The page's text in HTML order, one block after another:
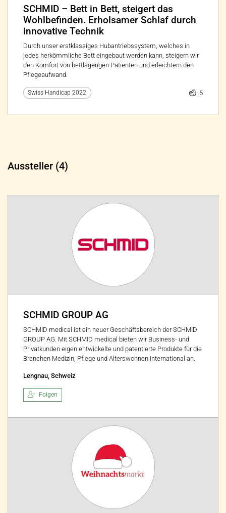
SCHMID – Bett in Bett, steigert das
Wohlbefinden. Erholsamer Schlaf durch
innovative Technik
Durch unser erstklassiges Hubantriebssystem, welches in
jedes herkömmliche Bett eingebaut werden kann, steigern wir
den Komfort von bettlägerigen Patienten und erleichtern den
Pflegeaufwand.
Swiss Handicap 2022 5
Aussteller (4)
SCHMID GROUP AG
SCHMID medical ist ein neuer Geschäftsbereich der SCHMID
GROUP AG. Mit SCHMID medical bieten wir Business- und
Privatkunden eigen entwickelte und patentierte Produkte für die
Branchen Medizin, Pflege und Alterswohnen international an.
Lengnau, Schweiz
Folgen